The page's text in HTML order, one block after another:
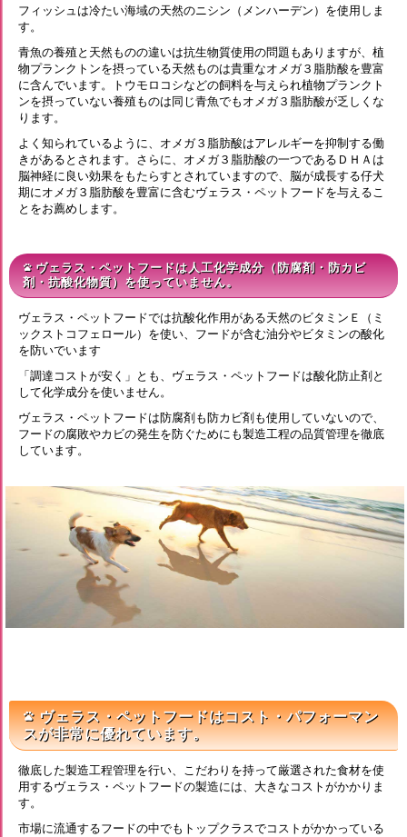
フィッシュは冷たい海域の天然のニシン（メンハーデン）を使用しま
す。
青魚の養殖と天然ものの違いは抗生物質使用の問題もありますが、植
物プランクトンを摂っている天然ものは貴重なオメガ３脂肪酸を豊富
に含んでいます。トウモロコシなどの飼料を与えられ植物プランクト
ンを摂っていない養殖ものは同じ青魚でもオメガ３脂肪酸が乏しくな
ります。
よく知られているように、オメガ３脂肪酸はアレルギーを抑制する働
きがあるとされます。さらに、オメガ３脂肪酸の一つであるＤＨＡは
脳神経に良い効果をもたらすとされていますので、脳が成長する仔犬
期にオメガ３脂肪酸を豊富に含むヴェラス・ペットフードを与えるこ
とをお薦めします。
petsヴェラス・ペットフードは人工化学成分（防腐剤・防カビ
剤・抗酸化物質）を使っていません。
ヴェラス・ペットフードでは抗酸化作用がある天然のビタミンＥ（ミ
ックストコフェロール）を使い、フードが含む油分やビタミンの酸化
を防いでいます
「調達コストが安く」とも、ヴェラス・ペットフードは酸化防止剤と
して化学成分を使いません。
ヴェラス・ペットフードは防腐剤も防カビ剤も使用していないので、
フードの腐敗やカビの発生を防ぐためにも製造工程の品質管理を徹底
しています。
petsヴェラス・ペットフードはコスト・パフォーマン
スが非常に優れています。
徹底した製造工程管理を行い、こだわりを持って厳選された食材を使
用するヴェラス・ペットフードの製造には、大きなコストがかかりま
す。
市場に流通するフードの中でもトップクラスでコストがかかっている